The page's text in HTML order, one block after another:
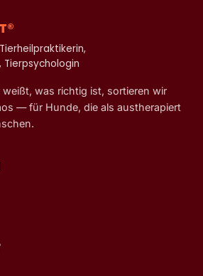
Tierpsychologin
was richtig ist, sortieren wir
— für Hunde, die als austherapiert